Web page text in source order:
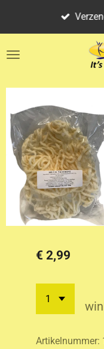
de
€ 2,99
Artikelnummer: